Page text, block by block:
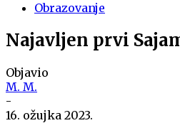
Obrazovanje
Najavljen prvi
Objavio
M. M.
-
16. ožujka 2023.